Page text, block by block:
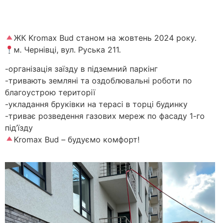
ЖК Kromax Bud станом на жовтень 2024 року.
м. Чернівці, вул. Руська 211.
-організація заїзду в підземний паркінг
-тривають земляні та оздоблювальні роботи по
благоустрою території
-укладання бруківки на терасі в торці будинку
-триває розведення газових мереж по фасаду 1-го
під’їзду
Kromax Bud – будуємо комфорт!